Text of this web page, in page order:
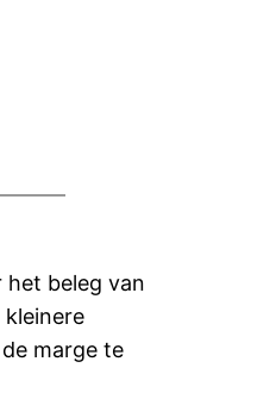
beleg van
kleinere
marge te